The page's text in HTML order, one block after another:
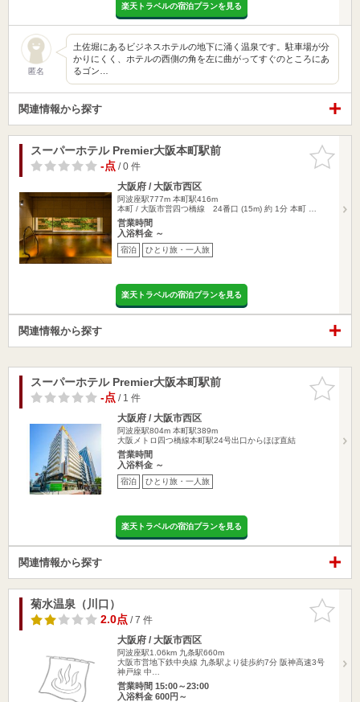
楽天トラベルの宿泊プランを見る
匿名
土佐堀にあるビジネスホテルの地下に涌く温泉です。駐車場が分
かりにくく、ホテルの西側の角を左に曲がってすぐのところにあ
るゴン…
関連情報から探す
お気に入
りに追加
スーパーホテル Premier大阪本町駅前
-点/ 0 件
大阪府 / 大阪市西区
阿波座駅777m 本町駅416m
本町 / 大阪市営四つ橋線 24番口 (15m) 約 1分 本町 …
営業時間
入浴料金 ～
宿泊 ひとり旅・一人旅
楽天トラベルの宿泊プランを見る
関連情報から探す
お気に入
りに追加
スーパーホテル Premier大阪本町駅前
-点/ 1 件
大阪府 / 大阪市西区
阿波座駅804m 本町駅389m
大阪メトロ四つ橋線本町駅24号出口からほぼ直結
営業時間
入浴料金 ～
宿泊 ひとり旅・一人旅
楽天トラベルの宿泊プランを見る
関連情報から探す
お気に入
りに追加
菊水温泉（川口）
2.0点/ 7 件
大阪府 / 大阪市西区
阿波座駅1.06km 九条駅660m
大阪市営地下鉄中央線 九条駅より徒歩約7分 阪神高速3号
神戸線 中…
営業時間 15:00～23:00
入浴料金 600円～